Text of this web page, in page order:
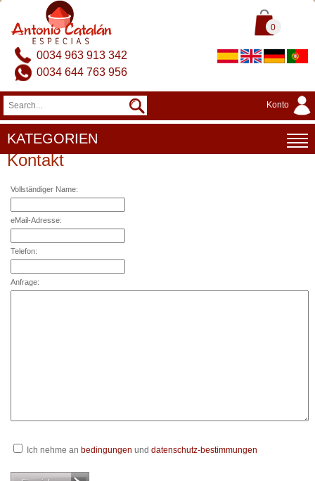
0
0034 963 913 342
0034 644 763 956
Konto
KATEGORIEN
Kontakt
Vollständiger Name:
eMail-Adresse:
Telefon:
Anfrage:
Ich nehme an bedingungen und datenschutz-bestimmungen